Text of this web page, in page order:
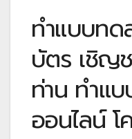
ทำแบบทด
บัตร เชิญ
ท่าน ทำแ
ออนไลน์ โ